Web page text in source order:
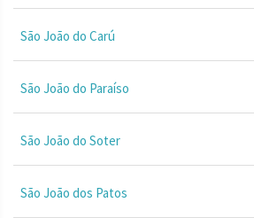
São João do Carú
São João do Paraíso
São João do Soter
São João dos Patos